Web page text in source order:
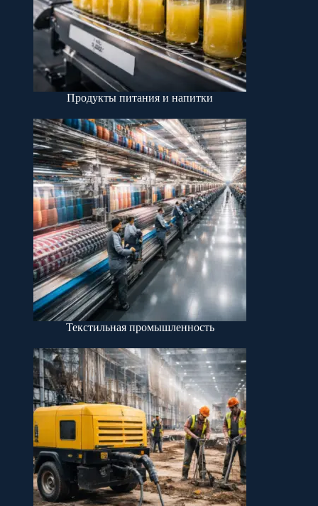
Продукты питания и напитки
Текстильная промышленность